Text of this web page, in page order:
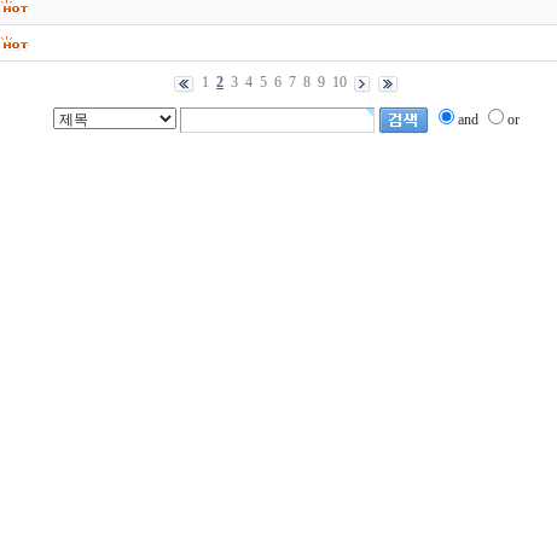
1 2 3 4 5 6 7 8 9 10
and or